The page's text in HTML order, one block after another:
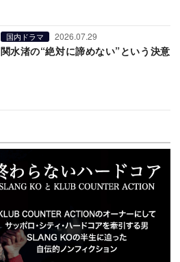
国内ドラマ 2026.07.29
関水渚の“絶対に諦めない”という決意